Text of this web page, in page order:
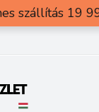
szállítás 19